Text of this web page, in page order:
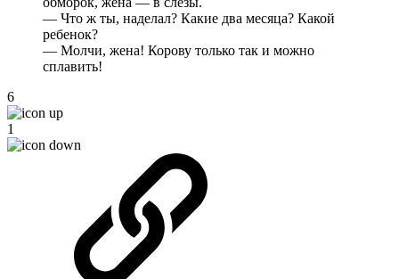
— Что ж ты, наделал? Какие два месяца? Какой
ребенок?
— Молчи, жена! Корову только так и можно
сплавить!
6
1